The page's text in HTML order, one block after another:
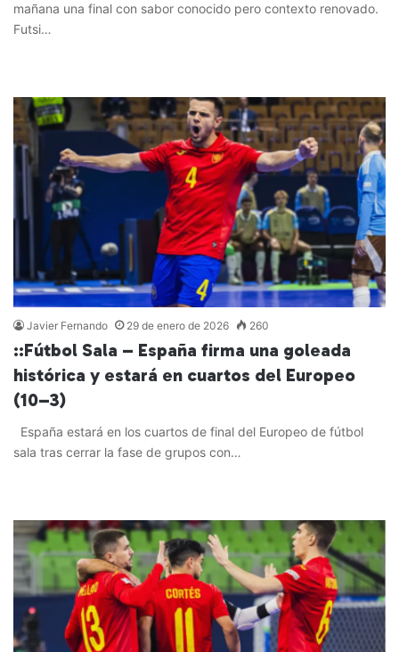
mañana una final con sabor conocido pero contexto renovado.
Futsi…
Javier Fernando 29 de enero de 2026 260
::Fútbol Sala – España firma una goleada
histórica y estará en cuartos del Europeo
(10–3)
España estará en los cuartos de final del Europeo de fútbol
sala tras cerrar la fase de grupos con…